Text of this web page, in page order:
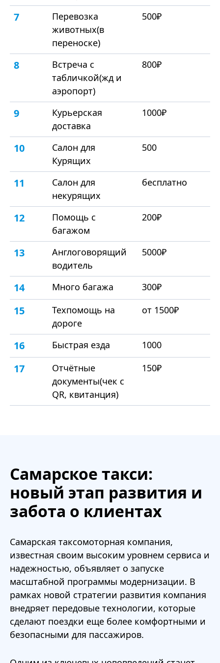
7
Перевозка
животных(в
переноске)
500₽
8
Встреча с
табличкой(жд и
аэропорт)
800₽
9
Курьерская
доставка
1000₽
10
Салон для
Курящих
500
11
Салон для
некурящих
бесплатно
12
Помощь с
багажом
200₽
13
Англоговорящий
водитель
5000₽
14 Много багажа 300₽
15
Техпомощь на
дороге
от 1500₽
16 Быстрая езда 1000
17
Отчётные
документы(чек с
QR, квитанция)
150₽
Самарское такси:
новый этап развития и
забота о клиентах
Самарская таксомоторная компания,
известная своим высоким уровнем сервиса и
надежностью, объявляет о запуске
масштабной программы модернизации. В
рамках новой стратегии развития компания
внедряет передовые технологии, которые
сделают поездки еще более комфортными и
безопасными для пассажиров.